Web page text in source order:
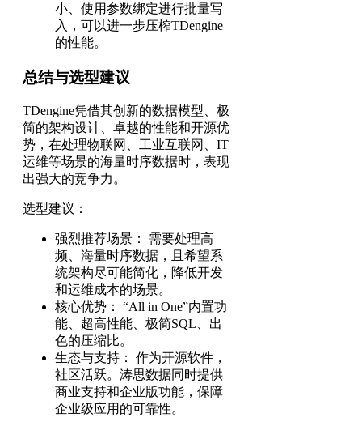
小、使用参数绑定进行批量写
入，可以进一步压榨TDengine
的性能。
总结与选型建议
TDengine凭借其创新的数据模型、极
简的架构设计、卓越的性能和开源优
势，在处理物联网、工业互联网、IT
运维等场景的海量时序数据时，表现
出强大的竞争力。
选型建议：
强烈推荐场景： 需要处理高
频、海量时序数据，且希望系
统架构尽可能简化，降低开发
和运维成本的场景。
核心优势： “All in One”内置功
能、超高性能、极简SQL、出
色的压缩比。
生态与支持： 作为开源软件，
社区活跃。涛思数据同时提供
商业支持和企业版功能，保障
企业级应用的可靠性。